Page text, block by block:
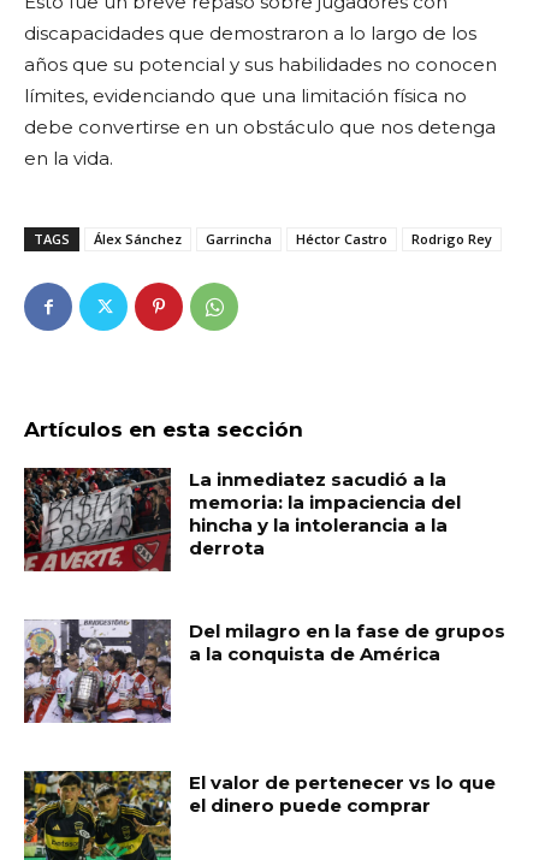
discapacidades que demostraron a lo largo de los
años que su potencial y sus habilidades no conocen
límites, evidenciando que una limitación física no
debe convertirse en un obstáculo que nos detenga
en la vida.
TAGS Álex Sánchez Garrincha Héctor Castro Rodrigo Rey
Artículos en esta sección
La inmediatez sacudió a la
memoria: la impaciencia del
hincha y la intolerancia a la
derrota
Del milagro en la fase de grupos
a la conquista de América
El valor de pertenecer vs lo que
el dinero puede comprar